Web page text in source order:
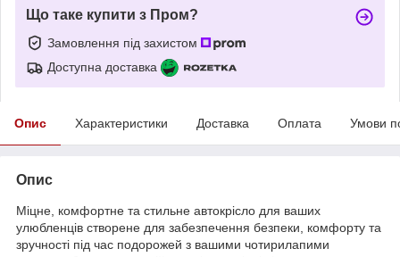
Що таке купити з Пром?
Замовлення під захистом
Доступна доставка
Опис Характеристики Доставка Оплата Умови
Опис
Міцне, комфортне та стильне автокрісло для ваших
улюбленців створене для забезпечення безпеки, комфорту та
зручності під час подорожей з вашими чотирилапими